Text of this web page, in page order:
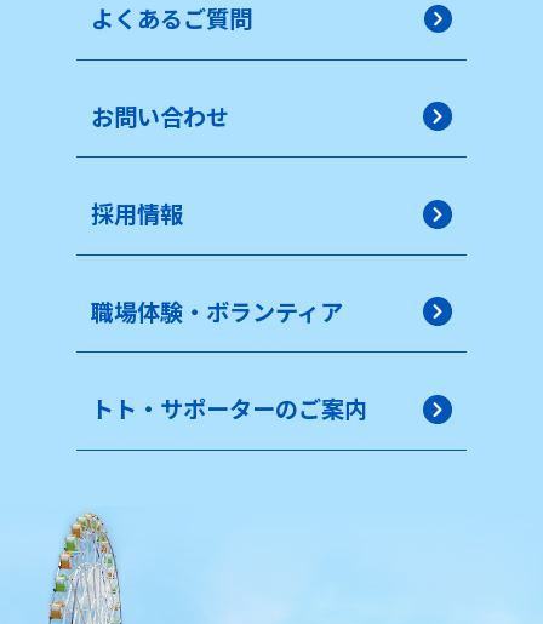
よくあるご質問
お問い合わせ
採用情報
職場体験・ボランティア
トト・サポーターのご案内